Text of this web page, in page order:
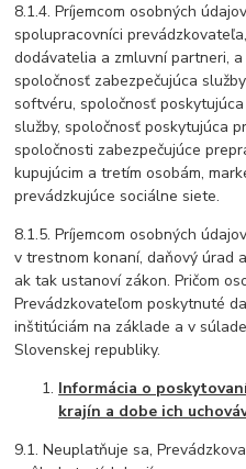
8.1.4. Príjemcom osobných
spolupracovníci
dodávatelia a zmluvní partneri,
spoločnosť zabezpečujúca
softvéru, spoločnosť
služby, spoločnosť poskytujúca
spoločnosti zabezpečujúce
kupujúcim a tretím osobám,
prevádzkujúce sociálne siete.
8.1.5. Príjemcom osobných
v trestnom konaní, daňový úrad
ak tak ustanoví zákon. Pričom
Prevádzkovateľom poskytnuté
inštitúciám na základe a v
Slovenskej republiky.
Informácia o
krajín a dobe ich
9.1. Neuplatňuje sa,